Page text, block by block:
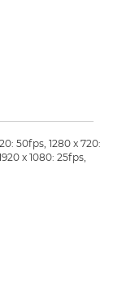
50fps, 1280 x 720:
x 1080: 25fps,